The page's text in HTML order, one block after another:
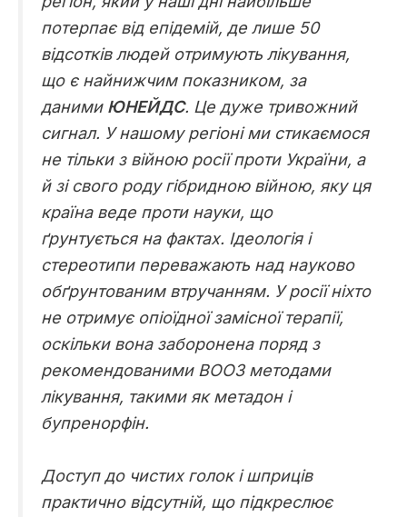
потерпає від епідемій, де лише 50
відсотків людей отримують лікування,
що є найнижчим показником, за
даними ЮНЕЙДС. Це дуже тривожний
сигнал. У нашому регіоні ми стикаємося
не тільки з війною росії проти України, а
й зі свого роду гібридною війною, яку ця
країна веде проти науки, що
ґрунтується на фактах. Ідеологія і
стереотипи переважають над науково
обґрунтованим втручанням. У росії ніхто
не отримує опіоїдної замісної терапії,
оскільки вона заборонена поряд з
рекомендованими ВООЗ методами
лікування, такими як метадон і
бупренорфін.
Доступ до чистих голок і шприців
практично відсутній, що підкреслює